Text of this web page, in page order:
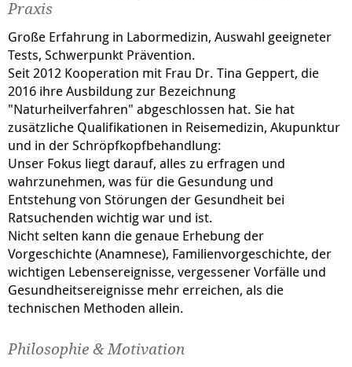
September 2003 Aufnahme in die Deutsche Vereinigung
der Hochschullehrer und Lehrbeauftragten und
Anerkennung als Akademische Lehrpraxis der
Universität Heidelberg.
Seit 2004 bis 2018 Leitung des Qualitätszirkels Lehre und
Forschung in der Allgemeinmedizin der Universität
Heidelberg zusammen mit Frau Dr. Christiane Eicher.
Seit Februar 2005 Mitarbeit als ärztlicher Leiter am
Internetportal www.phytodoc.de (Leitung Dipl.-Chem.
Oliver Bosnjak) zusammen mit Dipl.-Umweltwiss. Frau
Corinna Heyer, Frau Dr. Dipl.-Biol. Corinna Cappellaro,
Herrn Prof. Michael Wink, Direktor am Institut für
Pharmazie und Molekulare Biolotechnologie der
Universität Heidelberg, Prof. Heinz Schilcher,
international bekannter Phytopharmakologe und
Buchautor, Dr. Dipl.-Chem. Roswitha Kraft und Dipl.-
Hier werden Heilpflanzen und
Praxis
Große Erfahrung in Labormedizin, Auswahl geeigneter
Tests, Schwerpunkt Prävention.
Seit 2012 Kooperation mit Frau Dr. Tina Geppert, die
2016 ihre Ausbildung zur Bezeichnung
"Naturheilverfahren" abgeschlossen hat. Sie hat
zusätzliche Qualifikationen in Reisemedizin, Akupunktur
und in der Schröpfkopfbehandlung:
Unser Fokus liegt darauf, alles zu erfragen und
wahrzunehmen, was für die Gesundung und
Entstehung von Störungen der Gesundheit bei
Ratsuchenden wichtig war und ist.
Nicht selten kann die genaue Erhebung der
Vorgeschichte (Anamnese), Familienvorgeschichte, der
wichtigen Lebensereignisse, vergessener Vorfälle und
Gesundheitsereignisse mehr erreichen, als die
technischen Methoden allein.
Philosophie & Motivation